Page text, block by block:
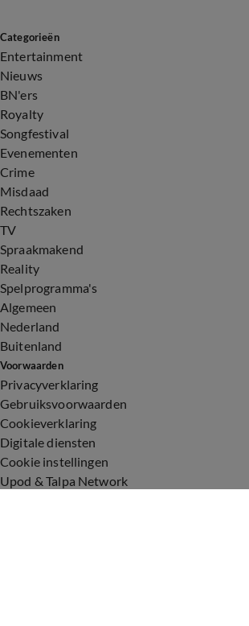
Categorieën
Entertainment
Nieuws
BN'ers
Royalty
Songfestival
Evenementen
Crime
Misdaad
Rechtszaken
TV
Spraakmakend
Reality
Spelprogramma's
Algemeen
Nederland
Buitenland
Voorwaarden
Privacyverklaring
Gebruiksvoorwaarden
Cookieverklaring
Digitale diensten
Cookie instellingen
Upod & Talpa Network